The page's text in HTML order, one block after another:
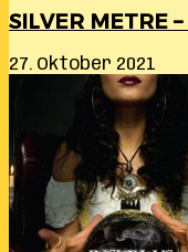
SILVER METRE
27. Oktober 2021